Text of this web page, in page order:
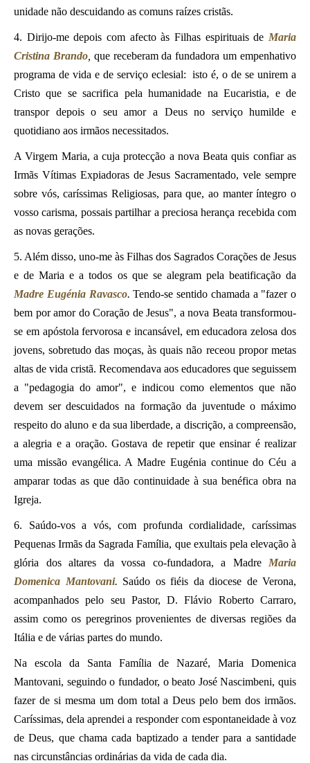
unidade não descuidando as comuns raízes cristãs.
4. Dirijo-me depois com afecto às Filhas espirituais de Maria
Cristina Brando, que receberam da fundadora um empenhativo
programa de vida e de serviço eclesial: isto é, o de se unirem a
Cristo que se sacrifica pela humanidade na Eucaristia, e de
transpor depois o seu amor a Deus no serviço humilde e
quotidiano aos irmãos necessitados.
A Virgem Maria, a cuja protecção a nova Beata quis confiar as
Irmãs Vítimas Expiadoras de Jesus Sacramentado, vele sempre
sobre vós, caríssimas Religiosas, para que, ao manter íntegro o
vosso carisma, possais partilhar a preciosa herança recebida com
as novas gerações.
5. Além disso, uno-me às Filhas dos Sagrados Corações de Jesus
e de Maria e a todos os que se alegram pela beatificação da
Madre Eugénia Ravasco. Tendo-se sentido chamada a "fazer o
bem por amor do Coração de Jesus", a nova Beata transformou-
se em apóstola fervorosa e incansável, em educadora zelosa dos
jovens, sobretudo das moças, às quais não receou propor metas
altas de vida cristã. Recomendava aos educadores que seguissem
a "pedagogia do amor", e indicou como elementos que não
devem ser descuidados na formação da juventude o máximo
respeito do aluno e da sua liberdade, a discrição, a compreensão,
a alegria e a oração. Gostava de repetir que ensinar é realizar
uma missão evangélica. A Madre Eugénia continue do Céu a
amparar todas as que dão continuidade à sua benéfica obra na
Igreja.
6. Saúdo-vos a vós, com profunda cordialidade, caríssimas
Pequenas Irmãs da Sagrada Família, que exultais pela elevação à
glória dos altares da vossa co-fundadora, a Madre Maria
Domenica Mantovani. Saúdo os fiéis da diocese de Verona,
acompanhados pelo seu Pastor, D. Flávio Roberto Carraro,
assim como os peregrinos provenientes de diversas regiões da
Itália e de várias partes do mundo.
Na escola da Santa Família de Nazaré, Maria Domenica
Mantovani, seguindo o fundador, o beato José Nascimbeni, quis
fazer de si mesma um dom total a Deus pelo bem dos irmãos.
Caríssimas, dela aprendei a responder com espontaneidade à voz
de Deus, que chama cada baptizado a tender para a santidade
nas circunstâncias ordinárias da vida de cada dia.